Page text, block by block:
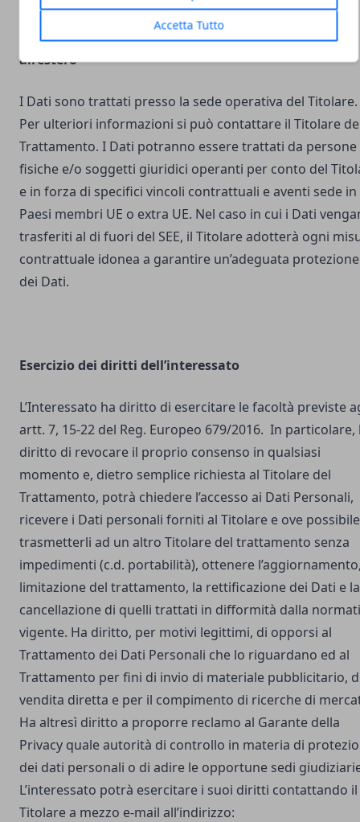
Accetta Tutto
Luogo del Trattamento e trasferimento dei Dati
all’estero
I Dati sono trattati presso la sede operativa del Titolare.
Per ulteriori informazioni si può contattare il Titolare
Trattamento. I Dati potranno essere trattati da persone
fisiche e/o soggetti giuridici operanti per conto del
e in forza di specifici vincoli contrattuali e aventi sede in
Paesi membri UE o extra UE. Nel caso in cui i Dati
trasferiti al di fuori del SEE, il Titolare adotterà ogni
contrattuale idonea a garantire un’adeguata protezione
dei Dati.
Esercizio dei diritti dell’interessato
L’Interessato ha diritto di esercitare le facoltà previste
artt. 7, 15-22 del Reg. Europeo 679/2016. In particolare,
diritto di revocare il proprio consenso in qualsiasi
momento e, dietro semplice richiesta al Titolare del
Trattamento, potrà chiedere l’accesso ai Dati Personali,
ricevere i Dati personali forniti al Titolare e ove possibile
trasmetterli ad un altro Titolare del trattamento senza
impedimenti (c.d. portabilità), ottenere
limitazione del trattamento, la rettificazione dei Dati e la
cancellazione di quelli trattati in difformità dalla
vigente. Ha diritto, per motivi legittimi, di opporsi al
Trattamento dei Dati Personali che lo riguardano ed al
Trattamento per fini di invio di materiale pubblicitario,
vendita diretta e per il compimento di ricerche di
Ha altresì diritto a proporre reclamo al Garante della
Privacy quale autorità di controllo in materia di
dei dati personali o di adire le opportune sedi
L’interessato potrà esercitare i suoi diritti contattando il
Titolare a mezzo e-mail all’indirizzo: